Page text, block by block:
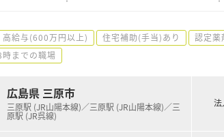
高給与(600万円以上) 住宅補助(手当)あり 認定薬
までの職場
広島県 三原市
三原駅 (JR山陽本線)／三原駅 (JR山陽本線)／三
原駅 (JR呉線)
法